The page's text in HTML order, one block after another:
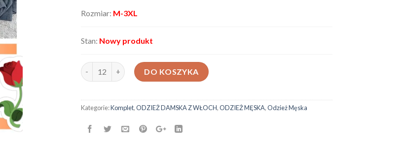
Rozmiar: M-3XL
Stan: Nowy produkt
ilość Komplet męski AX-19402-220
DO KOSZYKA
Kategorie:Komplet,ODZIEŻ DAMSKA Z WŁOCH,ODZIEŻ MĘSKA,Odzież Męska